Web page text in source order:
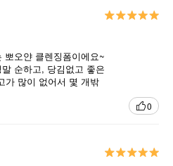
뽀오얀 클렌징폼이에요~
순하고, 당김없고 좋은
가 많이 없어서 몇 개밖
다니 슬퍼요ㅠㅠ
0